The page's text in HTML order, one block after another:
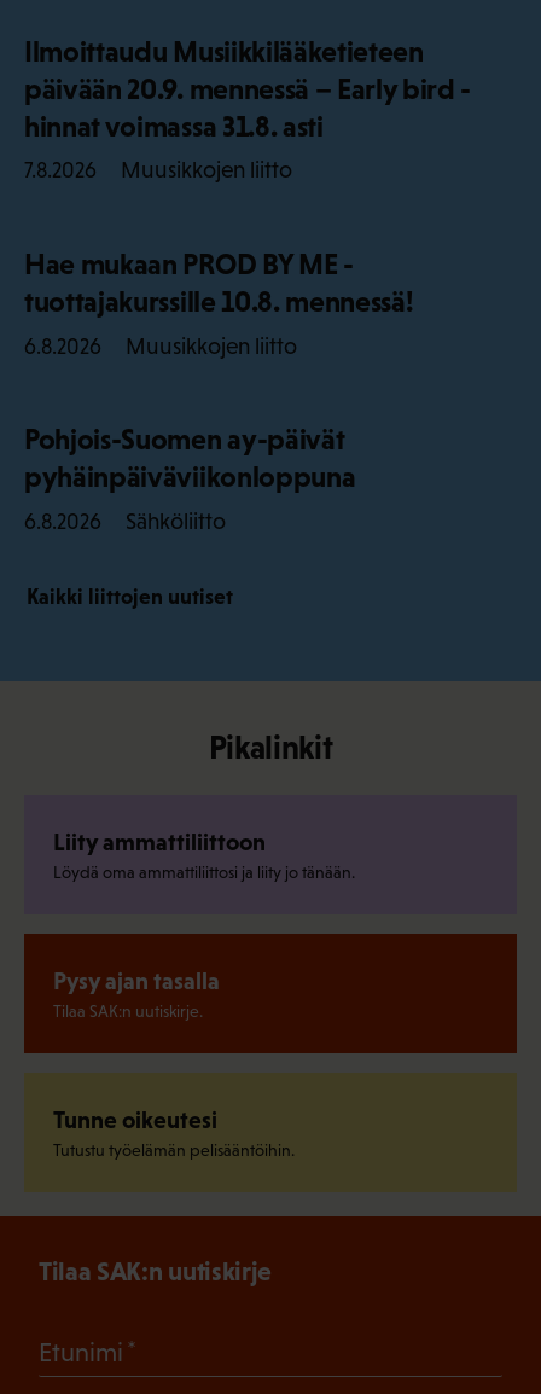
Ilmoittaudu Musiikkilääketieteen
päivään 20.9. mennessä – Early bird -
hinnat voimassa 31.8. asti
7.8.2026 Muusikkojen liitto
Hae mukaan PROD BY ME -
tuottajakurssille 10.8. mennessä!
6.8.2026 Muusikkojen liitto
Pohjois-Suomen ay-päivät
pyhäinpäiväviikonloppuna
6.8.2026 Sähköliitto
Kaikki liittojen uutiset
Pikalinkit
Liity ammattiliittoon
Löydä oma ammattiliittosi ja liity jo tänään.
Pysy ajan tasalla
Tilaa SAK:n uutiskirje.
Tunne oikeutesi
Tutustu työelämän pelisääntöihin.
Tilaa SAK:n uutiskirje
Etunimi